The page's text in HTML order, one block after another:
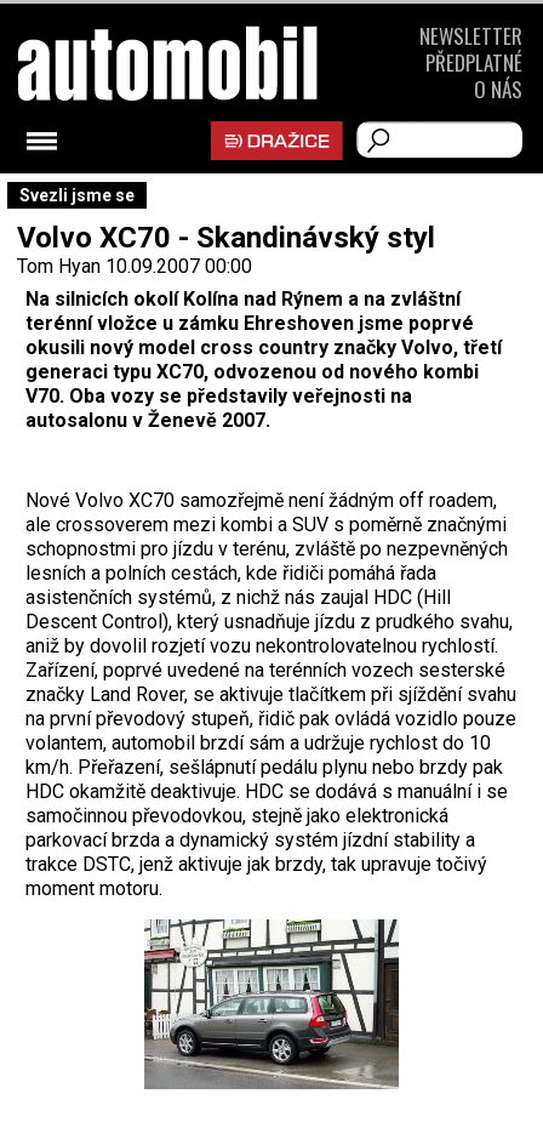
Svezli jsme se
Volvo XC70 - Skandinávský styl
Tom Hyan 10.09.2007 00:00
Na silnicích okolí Kolína nad Rýnem a na zvláštní
terénní vložce u zámku Ehreshoven jsme poprvé
okusili nový model cross country značky Volvo, třetí
generaci typu XC70, odvozenou od nového kombi
V70. Oba vozy se představily veřejnosti na
autosalonu v Ženevě 2007.
Nové Volvo XC70 samozřejmě není žádným off roadem,
ale cross­overem mezi kombi a SUV s poměrně značnými
schopnostmi pro jízdu v terénu, zvláště po nezpevněných
lesních a polních cestách, kde řidiči pomáhá řada
asistenčních systémů, z nichž nás zaujal HDC (Hill
Descent Control), který usnadňuje jízdu z prudkého svahu,
aniž by dovolil rozjetí vozu nekontrolovatelnou rychlostí.
Zařízení, poprvé uvedené na terénních vozech sesterské
značky Land Rover, se aktivuje tlačítkem při sjíždění svahu
na první převodový stupeň, řidič pak ovládá vozidlo pouze
volantem, automobil brzdí sám a udržuje rychlost do 10
km/h. Přeřazení, sešlápnutí pedálu plynu nebo brzdy pak
HDC okamžitě deaktivuje. HDC se dodává s manuální i se
samočinnou převodovkou, stejně jako elektronická
parkovací brzda a dynamický systém jízdní stability a
trakce DSTC, jenž aktivuje jak brzdy, tak upravuje točivý
moment motoru.
NEWSLETTER
PŘEDPLATNÉ
O NÁS